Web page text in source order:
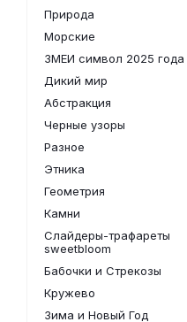
Природа
Морские
ЗМЕИ символ 2025 года
Дикий мир
Абстракция
Черные узоры
Разное
Этника
Геометрия
Камни
Слайдеры-трафареты
sweetbloom
Бабочки и Стрекозы
Кружево
Зима и Новый Год